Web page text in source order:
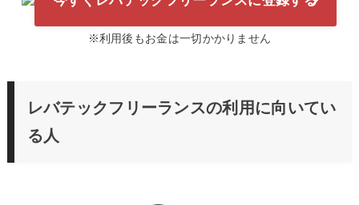
※利用後もお金は一切かかりません
レバテックフリーランスの利用に向いてい
る人